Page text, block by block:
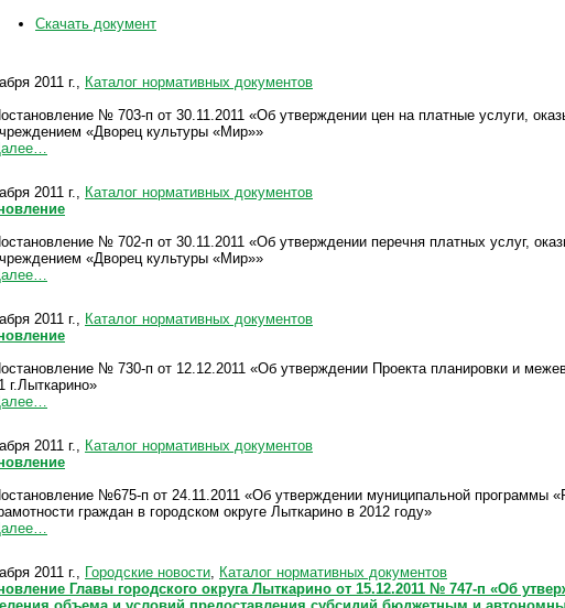
Скачать документ
2011 г., Каталог нормативных документов
№ 703-п от 30.11.2011 «Об утверждении цен на платные услуги,
«Дворец культуры «Мир»»
2011 г., Каталог нормативных документов
№ 702-п от 30.11.2011 «Об утверждении перечня платных услуг,
«Дворец культуры «Мир»»
2011 г., Каталог нормативных документов
№ 730-п от 12.12.2011 «Об утверждении Проекта планировки и
г.Лыткарино»
2011 г., Каталог нормативных документов
№675-п от 24.11.2011 «Об утверждении муниципальной программы
граждан в городском округе Лыткарино в 2012 году»
2011 г., Городские новости, Каталог нормативных документов
Главы городского округа Лыткарино от 15.12.2011 № 747-п «Об